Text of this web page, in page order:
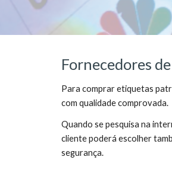
Fornecedores
Para comprar etiquetas
com qualidade comprovada.
Quando se pesquisa na
cliente poderá escolher
segurança.